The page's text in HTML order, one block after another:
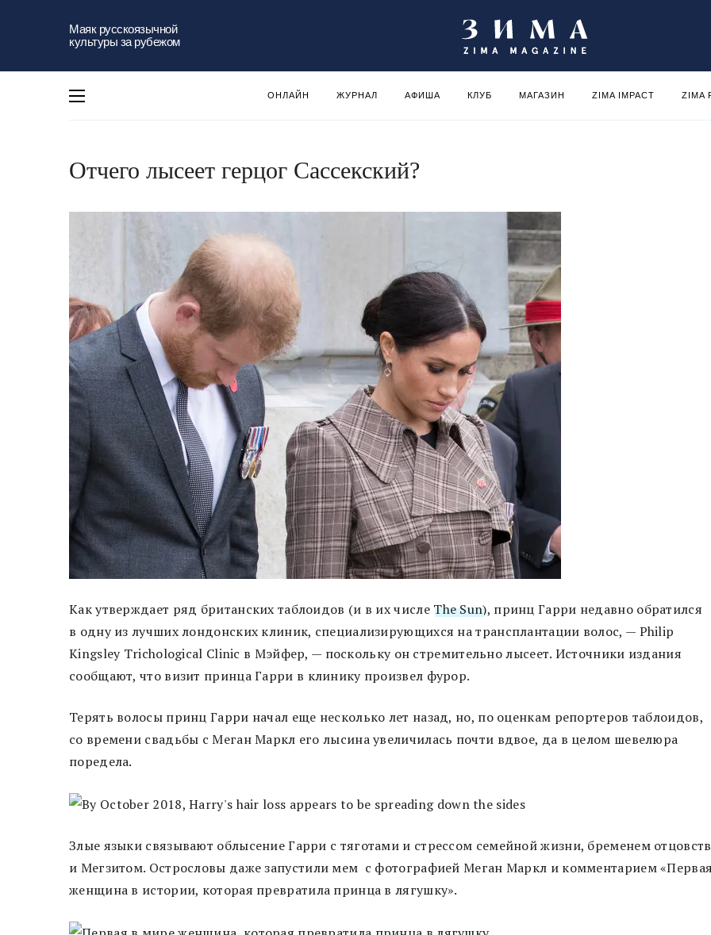
Маяк русскоязычной
культуры за рубежом
ОНЛАЙН ЖУРНАЛ АФИША КЛУБ МАГАЗИН ZIMA IMPACT ZIMA
Отчего лысеет герцог Сассекский?
Как утверждает ряд британских таблоидов (и в их числе The Sun), принц Гарри недавно обратился
в одну из лучших лондонских клиник, специализирующихся на трансплантации волос, — Philip
Kingsley Trichological Clinic в Мэйфер, — поскольку он стремительно лысеет. Источники издания
сообщают, что визит принца Гарри в клинику произвел фурор.
Терять волосы принц Гарри начал еще несколько лет назад, но, по оценкам репортеров таблоидов,
со времени свадьбы с Меган Маркл его лысина увеличилась почти вдвое, да в целом шевелюра
поредела.
Злые языки связывают облысение Гарри с тяготами и стрессом семейной жизни, бременем
и Мегзитом. Острословы даже запустили мем с фотографией Меган Маркл и комментарием
женщина в истории, которая превратила принца в лягушку».